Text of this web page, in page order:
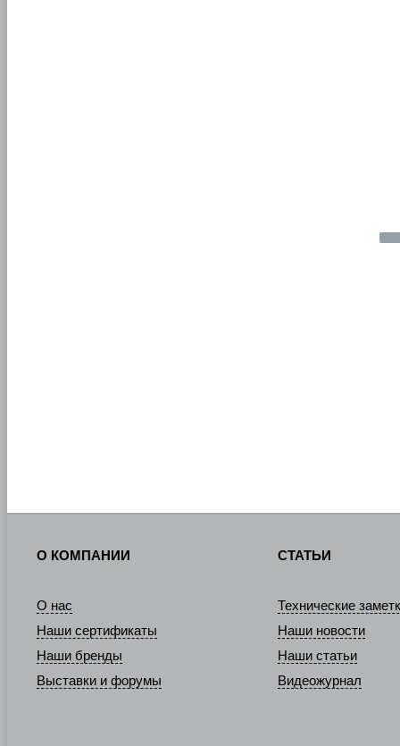
О КОМПАНИИ
О нас
Наши сертификаты
Наши бренды
Выставки и форумы
СТАТЬИ
Технические
Наши новости
Наши статьи
Видеожурнал